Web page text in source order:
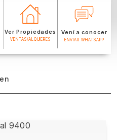
Ver Propiedades
VENTAS/ALQUIERES
Vení a conocer
ENVIAR WHATSAPP